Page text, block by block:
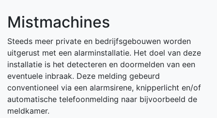
Mistmachines
Steeds meer private en bedrijfsgebouwen worden
uitgerust met een alarminstallatie. Het doel van deze
installatie is het detecteren en doormelden van een
eventuele inbraak. Deze melding gebeurd
conventioneel via een alarmsirene, knipperlicht en/of
automatische telefoonmelding naar bijvoorbeeld de
meldkamer.